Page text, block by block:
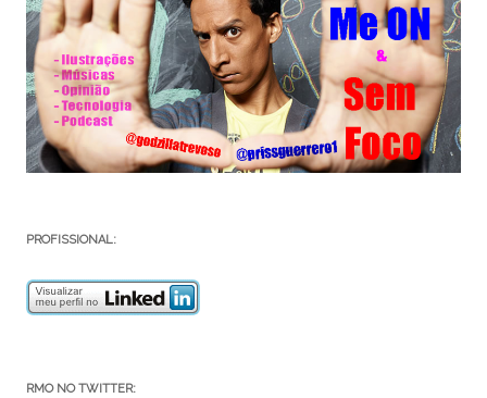
PROFISSIONAL:
RMO NO TWITTER: